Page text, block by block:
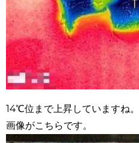
14℃位まで上昇していますね
画像がこちらです。